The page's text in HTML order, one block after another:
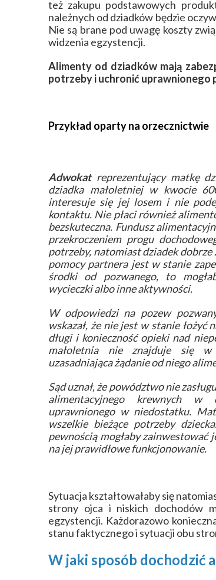
też zakupu podstawowych
należnych od dziadków będzie
Nie są brane pod uwagę koszty
widzenia egzystencji.
Alimenty od dziadków mają
potrzeby i uchronić
Przykład oparty na orzecznictwie
Adwokatreprezentujący matkę
dziadka małoletniej w kwocie
interesuje się jej losem i nie
kontaktu. Nie płaci również
bezskuteczna. Fundusz
przekroczeniem progu
potrzeby, natomiast dziadek
pomocy partnera jest w stanie
środki od pozwanego, to
wycieczki albo inne aktywności.
W odpowiedzi na pozew
wskazał, że nie jest w stanie
długi i konieczność opieki nad
małoletnia nie znajduje się w
uzasadniająca żądanie od niego
Sąd uznał, że powództwo nie
alimentacyjnego krewnych w
uprawnionego w niedostatku.
wszelkie bieżące potrzeby
pewnością mogłaby zainwestować
na jej prawidłowe funkcjonowanie.
Sytuacja kształtowałaby się
strony ojca i niskich dochodów
egzystencji. Każdorazowo
stanu faktycznego i sytuacji obu
W jaki sposób dochodzić